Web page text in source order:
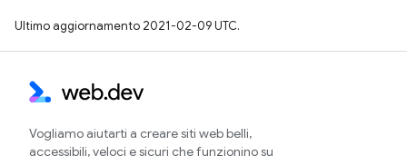
Ultimo aggiornamento 2021-02-09 UTC.
Vogliamo aiutarti a creare siti web belli,
accessibili, veloci e sicuri che funzionino su